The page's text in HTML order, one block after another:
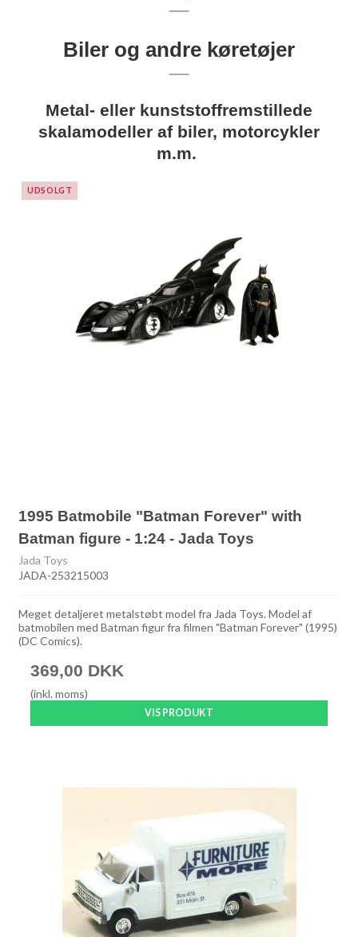
Biler og andre køretøjer
Metal- eller kunststoffremstillede
skalamodeller af biler, motorcykler
m.m.
UDSOLGT
1995 Batmobile "Batman Forever" with
Batman figure - 1:24 - Jada Toys
Jada Toys
JADA-253215003
Meget detaljeret metalstøbt model fra Jada Toys. Model af
batmobilen med Batman figur fra filmen "Batman Forever" (1995)
(DC Comics).
369,00 DKK
(inkl. moms)
VIS PRODUKT